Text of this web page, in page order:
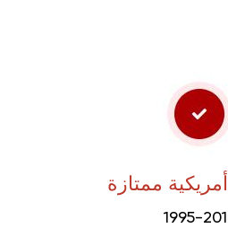
ممتازة
1995-